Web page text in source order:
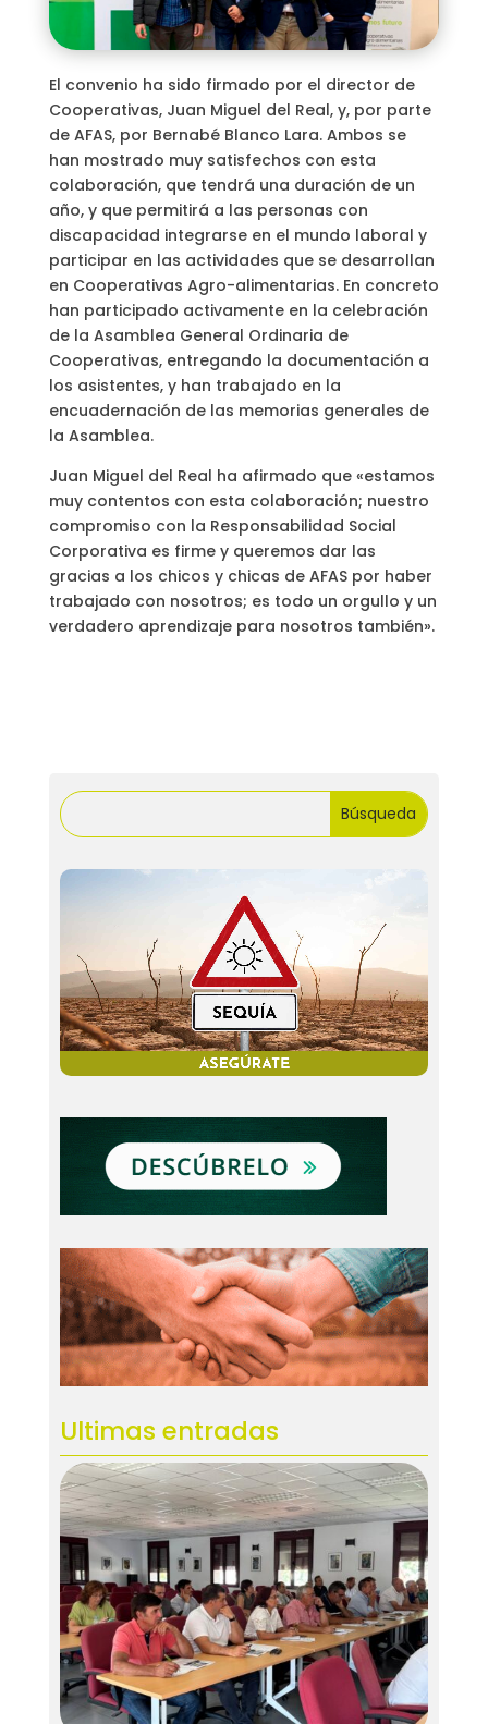
El convenio ha sido firmado por el director de
Cooperativas, Juan Miguel del Real, y, por parte
de AFAS, por Bernabé Blanco Lara. Ambos se
han mostrado muy satisfechos con esta
colaboración, que tendrá una duración de un
año, y que permitirá a las personas con
discapacidad integrarse en el mundo laboral y
participar en las actividades que se desarrollan
en Cooperativas Agro-alimentarias. En concreto
han participado activamente en la celebración
de la Asamblea General Ordinaria de
Cooperativas, entregando la documentación a
los asistentes, y han trabajado en la
encuadernación de las memorias generales de
la Asamblea.
Juan Miguel del Real ha afirmado que «estamos
muy contentos con esta colaboración; nuestro
compromiso con la Responsabilidad Social
Corporativa es firme y queremos dar las
gracias a los chicos y chicas de AFAS por haber
trabajado con nosotros; es todo un orgullo y un
verdadero aprendizaje para nosotros también».
Ultimas entradas